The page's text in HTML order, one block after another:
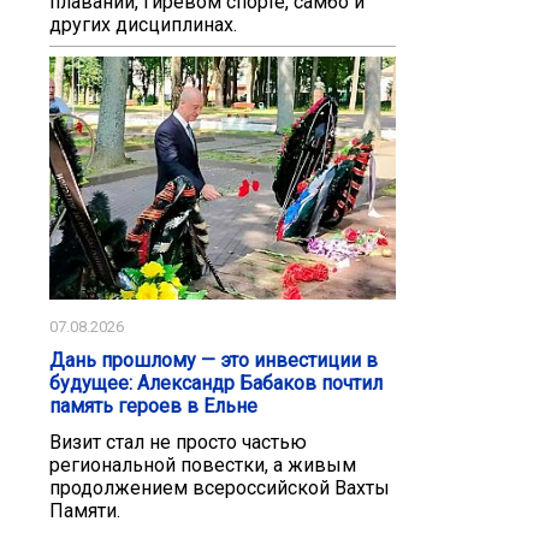
других дисциплинах.
07.08.2026
Дань прошлому — это инвестиции в
будущее: Александр Бабаков почтил
память героев в Ельне
Визит стал не просто частью
региональной повестки, а живым
продолжением всероссийской Вахты
Памяти.